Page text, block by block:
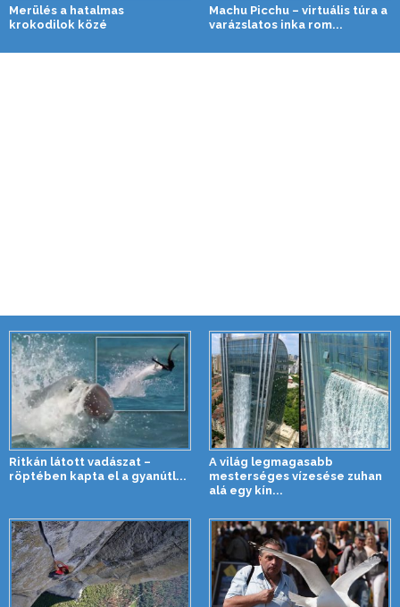
Merülés a hatalmas
krokodilok közé
Machu Picchu – virtuális túra a
varázslatos inka rom...
Ritkán látott vadászat –
röptében kapta el a gyanútl...
A világ legmagasabb
mesterséges vízesése zuhan
alá egy kín...